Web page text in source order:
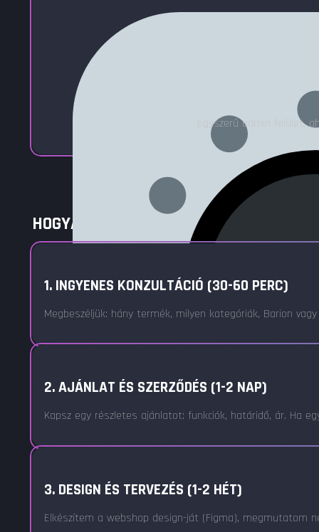
Egyszerű admin felület,
HOGYAN KÉSZÜL EGY WOOCOMMERCE
1. INGYENES KONZULTÁCIÓ (30-60 PERC)
Megbeszéljük: hány termék, milyen kategóriák, Barion
2. AJÁNLAT ÉS SZERZŐDÉS (1-2 NAP)
Kapsz egy részletes ajánlatot: funkciók, határidő, ár. Ha
3. DESIGN ÉS TERVEZÉS (1-2 HÉT)
Elkészítem a webshop design-ját (Figma), megmutatom